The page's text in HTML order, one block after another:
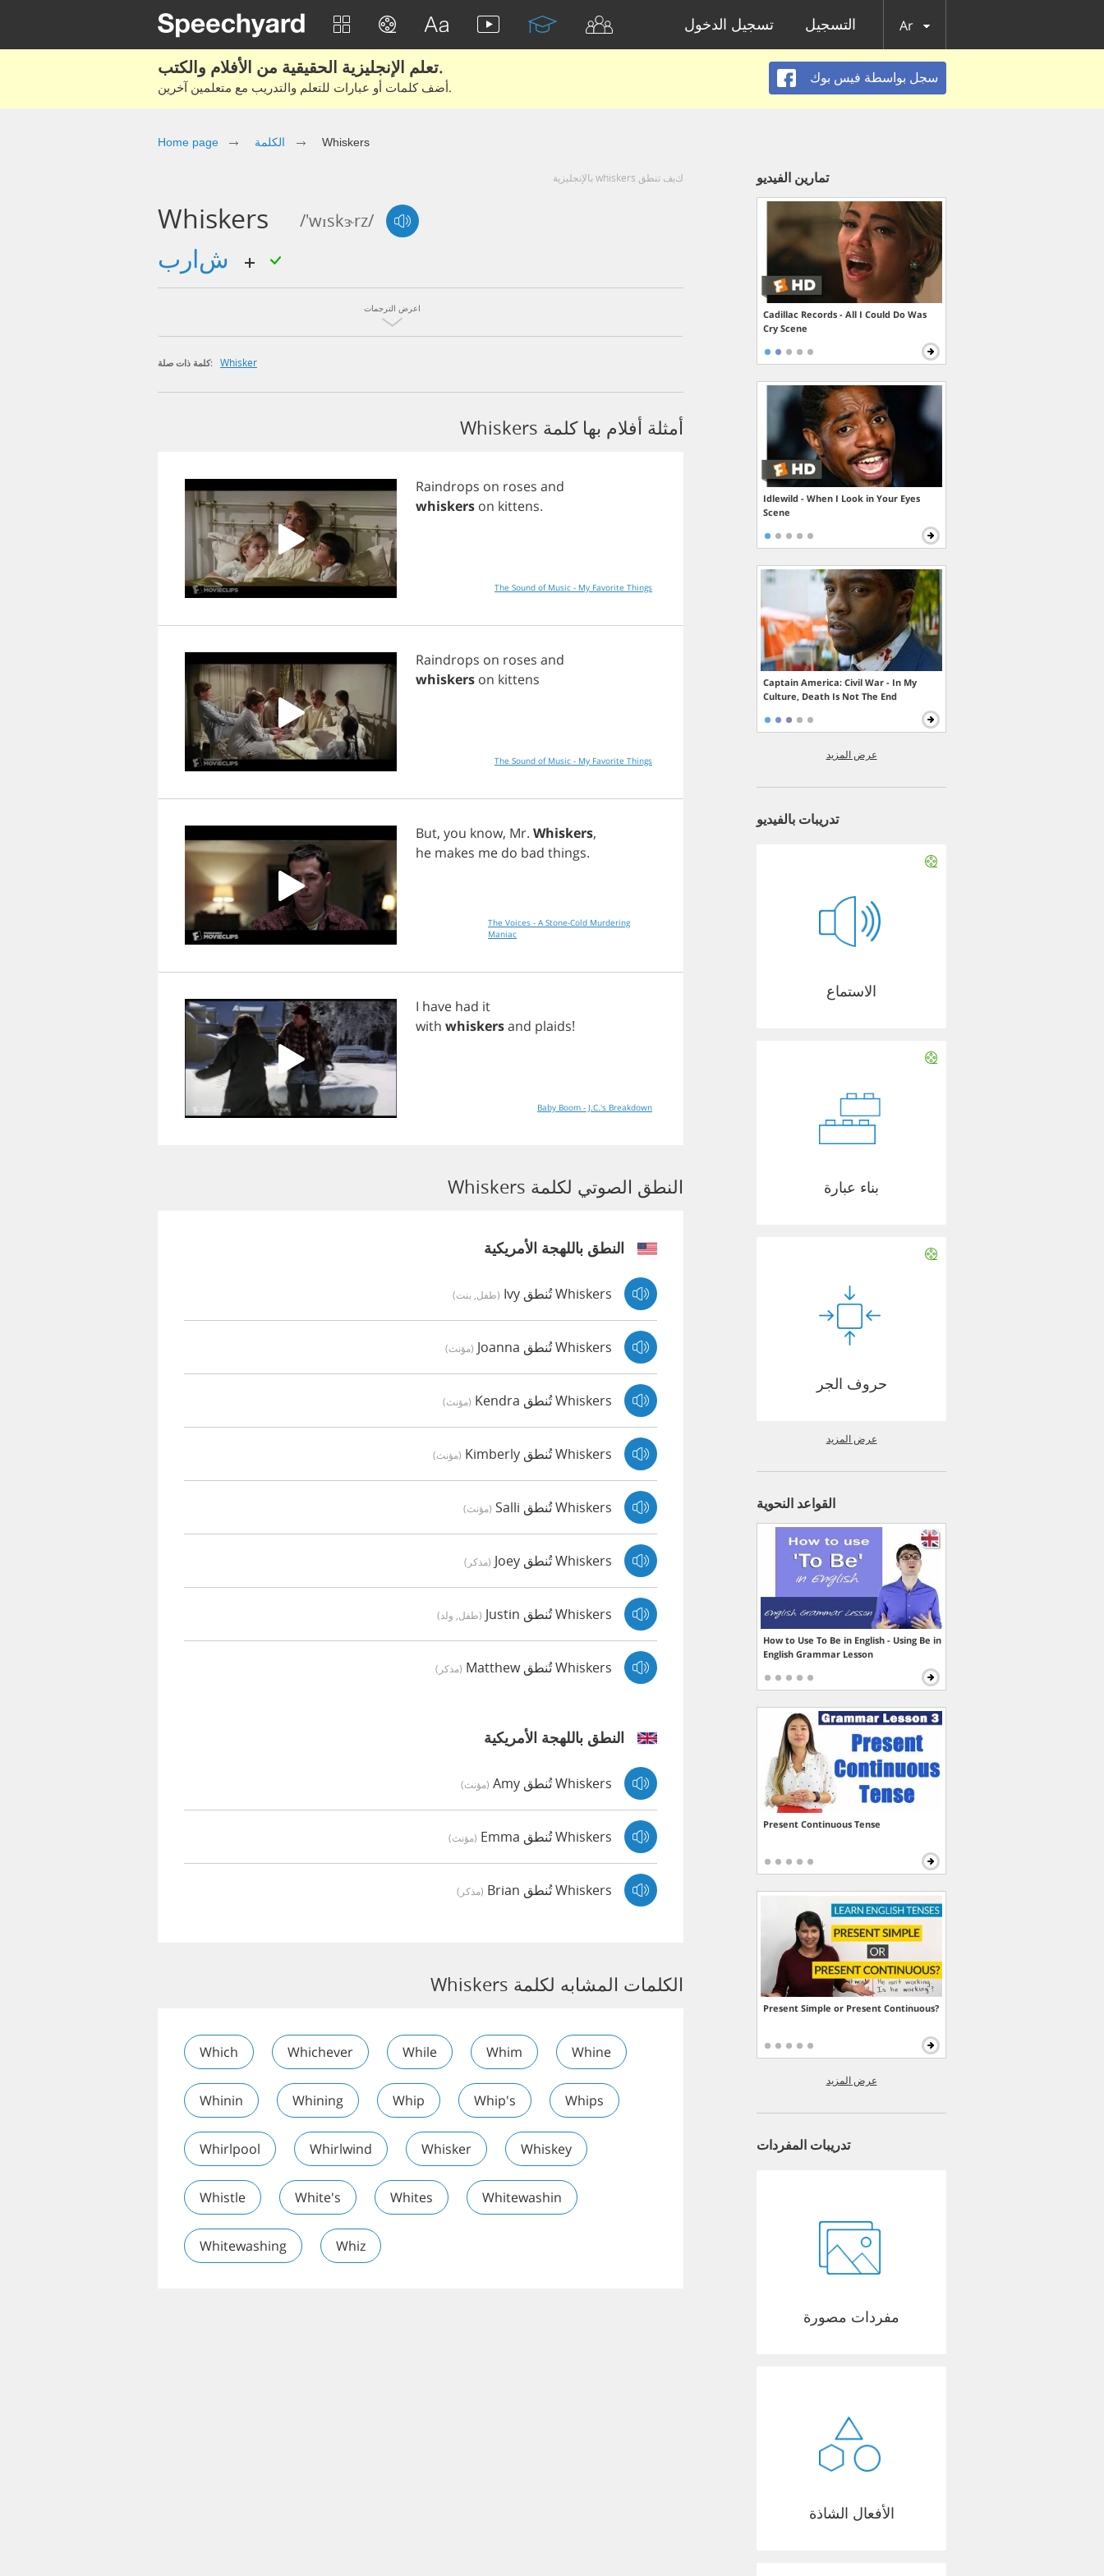
تسجيل الدخول التسجيل Ar
تعلم الإنجليزية الحقيقية من الأفلام والكتب.
أضف كلمات أو عبارات للتعلم والتدريب مع متعلمين آخرين.
سجل بواسطة فيس بوك
Home page الكلمة Whiskers
كيف تنطق whiskers بالإنجليزية
Whiskers /'wɪskɝrz/
اعرض الترجمات
كلمة ذات صلة: Whisker
أمثلة أفلام بها كلمة Whiskers
Raindrops on roses and
whiskers on kittens.
The Sound of Music - My Favorite Things
Raindrops on roses and
whiskers on kittens
The Sound of Music - My Favorite Things
But, you know, Mr. Whiskers,
he makes me do bad things.
The Voices - A Stone-Cold Murdering
Maniac
I have had it
with whiskersand plaids!
Baby Boom - J.C.'s Breakdown
النطق الصوتي لكلمة Whiskers
النطق باللهجة الأمريكية
Whiskers تُنطق Ivy (طفل, بنت)
Whiskers تُنطق Joanna (مؤنث)
Whiskers تُنطق Kendra (مؤنث)
Whiskers تُنطق Kimberly (مؤنث)
Whiskers تُنطق Salli (مؤنث)
Whiskers تُنطق Joey (مذكر)
Whiskers تُنطق Justin (طفل, ولد)
Whiskers تُنطق Matthew (مذكر)
النطق باللهجة الأمريكية
Whiskers تُنطق Amy (مؤنث)
Whiskers تُنطق Emma (مؤنث)
Whiskers تُنطق Brian (مذكر)
الكلمات المشابه لكلمة Whiskers
Which Whichever While Whim Whine
Whinin Whining Whip Whip's Whips
Whirlpool Whirlwind Whisker Whiskey
Whistle White's Whites Whitewashin
Whitewashing Whiz
تمارين الفيديو
Cadillac Records - All I Could Do Was
Cry Scene
Idlewild - When I Look in Your Eyes
Scene
Captain America: Civil War - In My
Culture, Death Is Not The End
عرض المزيد
تدريبات بالفيديو
الاستماع
بناء عبارة
حروف الجر
عرض المزيد
القواعد النحوية
How to Use To Be in English - Using Be in
English Grammar Lesson
Present Continuous Tense
Present Simple or Present Continuous?
عرض المزيد
تدريبات المفردات
مفردات مصورة
الأفعال الشاذة